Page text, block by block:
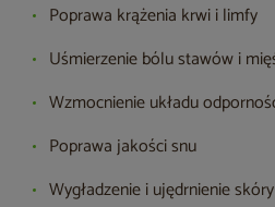
Poprawa krążenia krwi i limfy
Uśmierzenie bólu stawów i
Wzmocnienie układu
Poprawa jakości snu
Wygładzenie i ujędrnienie skóry